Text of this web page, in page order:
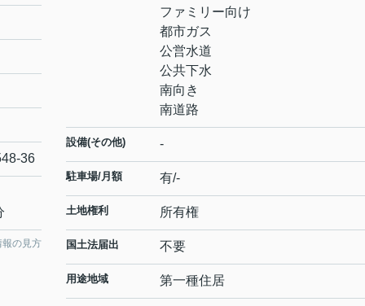
36
報の見方
ファミリー向け
都市ガス
公営水道
公共下水
南向き
南道路
設備(その他) -
駐車場/月額 有/-
土地権利 所有権
国土法届出 不要
用途地域 第一種住居